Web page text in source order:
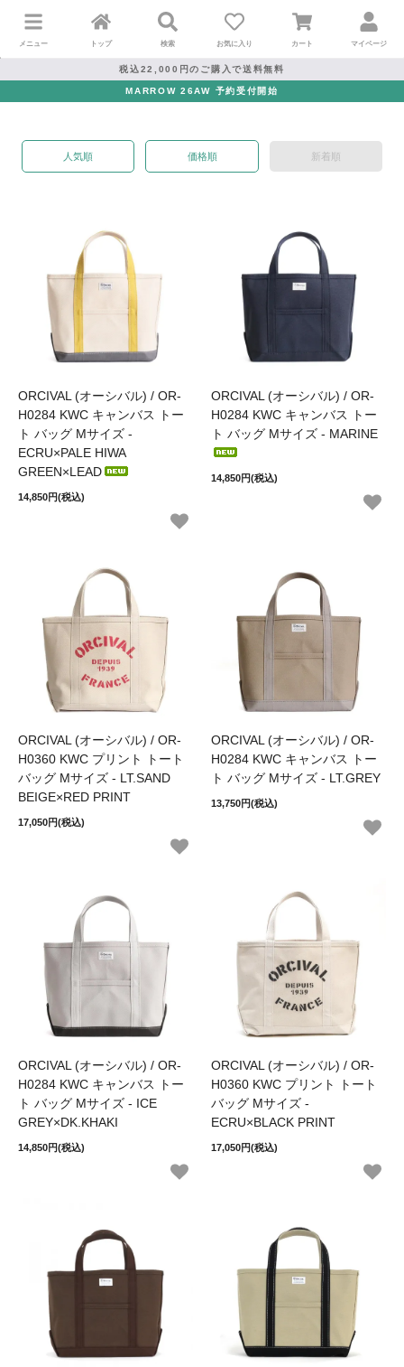
メニュー トップ 検索 お気に入り カート マイページ
税込22,000円のご購入で送料無料
MARROW 26AW 予約受付開始
人気順 価格順 新着順
ORCIVAL (オーシバル) / OR-
H0284 KWC キャンバス トー
ト バッグ Mサイズ -
ECRU×PALE HIWA
GREEN×LEAD
14,850円(税込)
ORCIVAL (オーシバル) / OR-
H0284 KWC キャンバス トー
ト バッグ Mサイズ - MARINE
14,850円(税込)
ORCIVAL (オーシバル) / OR-
H0360 KWC プリント トート
バッグ Mサイズ - LT.SAND
BEIGE×RED PRINT
17,050円(税込)
ORCIVAL (オーシバル) / OR-
H0284 KWC キャンバス トー
ト バッグ Mサイズ - LT.GREY
13,750円(税込)
ORCIVAL (オーシバル) / OR-
H0284 KWC キャンバス トー
ト バッグ Mサイズ - ICE
GREY×DK.KHAKI
14,850円(税込)
ORCIVAL (オーシバル) / OR-
H0360 KWC プリント トート
バッグ Mサイズ -
ECRU×BLACK PRINT
17,050円(税込)